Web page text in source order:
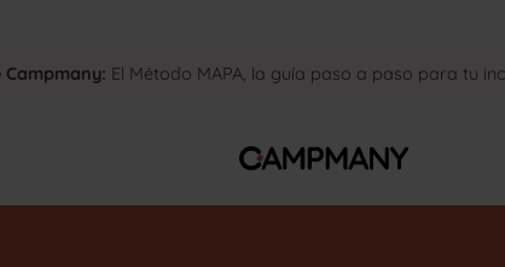
El Método MAPA, la guía paso a paso para tu